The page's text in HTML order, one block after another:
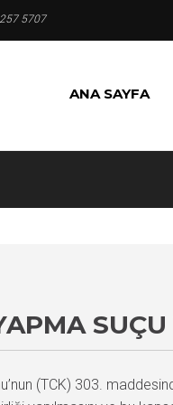
5707
ANA SAYFA
(TCK) 303.